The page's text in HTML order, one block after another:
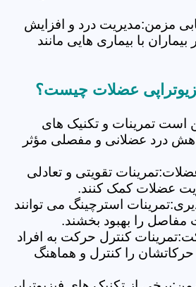
مزمن:مدیریت درد و افزایش
با بیماری هایی مانند
عضلات چیست؟
تمرینات و تکنیک های
درد عضلانی و مفصلی مؤثر
تقویتی و تعادلی
عضلات کمک کنند.
استرچینگ می توانند
را بهبود بخشند.
کنترل حرکت به افراد
را کنترل و هماهنگ